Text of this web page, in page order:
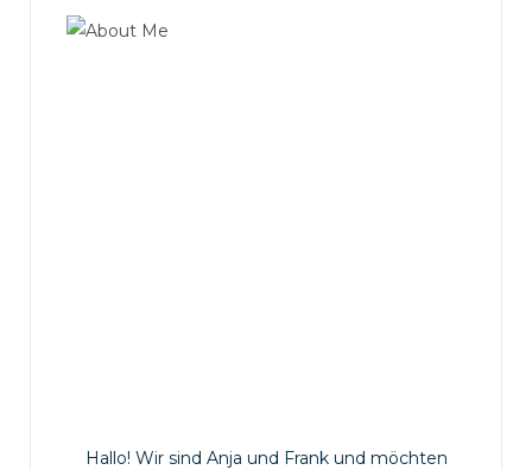
Hallo! Wir sind Anja und Frank und möchten